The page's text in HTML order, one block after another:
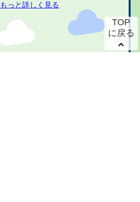
もっと詳しく見る
TOP
に戻る